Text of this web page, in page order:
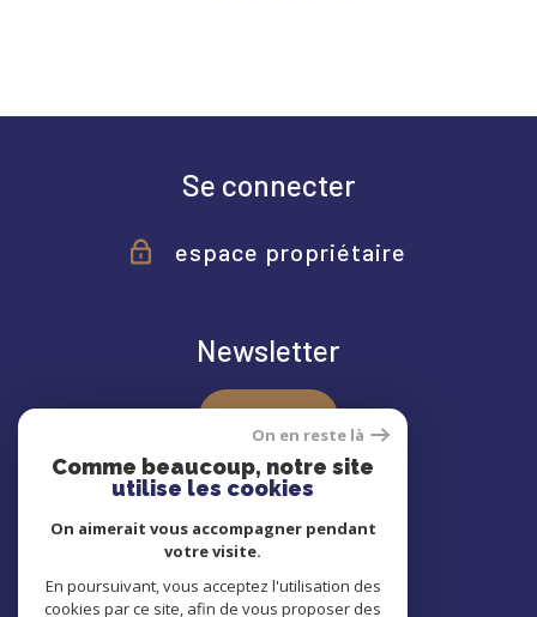
Se connecter
espace propriétaire
Newsletter
© 2022 Tous droits réservés
On en reste là
Comme beaucoup, notre site
utilise les cookies
On aimerait vous accompagner pendant
votre visite.
En poursuivant, vous acceptez l'utilisation des
cookies par ce site, afin de vous proposer des